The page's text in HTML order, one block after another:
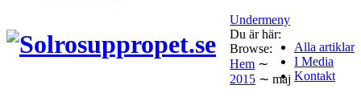
Undermeny
Alla artiklar
I Media
Kontakt
Du är här:
Browse:
Hem ∼
2015 ∼ maj